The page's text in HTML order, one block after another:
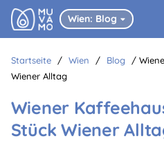
Wien: Blog 
Startseite / Wien / Blog /
Wiener Alltag
Wiener
Stück Wiener